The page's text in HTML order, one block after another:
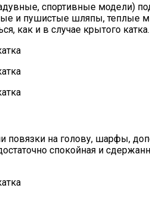
спортивные модели)
и пушистые шляпы, теплые
как и в случае крытого катка.
на голову, шарфы,
спокойная и